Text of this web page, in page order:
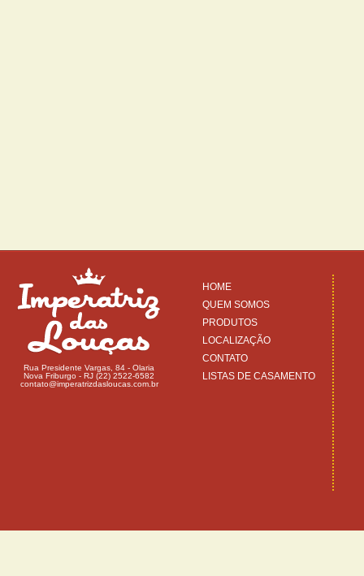
Rua Presidente Vargas, 84 - Olaria
Nova Friburgo - RJ (22) 2522-6582
contato@imperatrizdasloucas.com.br
HOME
QUEM SOMOS
PRODUTOS
LOCALIZAÇÃO
CONTATO
LISTAS DE CASAMENTO